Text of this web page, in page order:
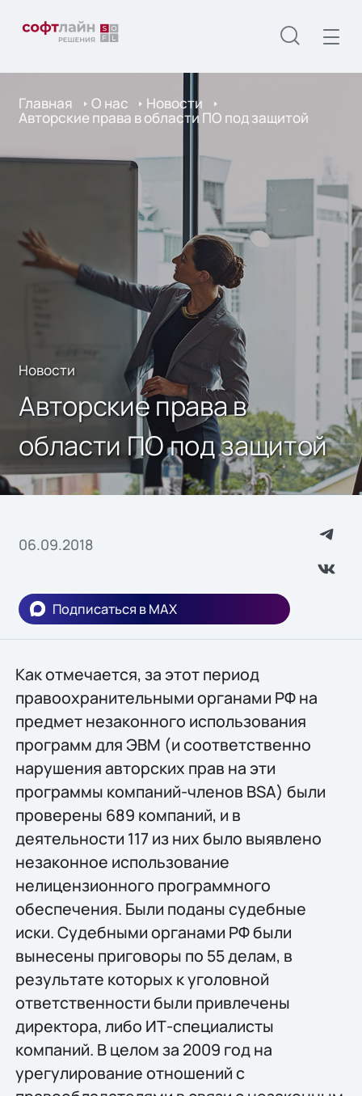
Главная О нас Новости
Авторские права в области ПО под защитой
Новости
Авторские права в
области ПО под защитой
06.09.2018
Подписаться в MAX
Как отмечается, за этот период
правоохранительными органами РФ на
предмет незаконного использования
программ для ЭВМ (и соответственно
нарушения авторских прав на эти
программы компаний-членов BSA) были
проверены 689 компаний, и в
деятельности 117 из них было выявлено
незаконное использование
нелицензионного программного
обеспечения. Были поданы судебные
иски. Судебными органами РФ были
вынесены приговоры по 55 делам, в
результате которых к уголовной
ответственности были привлечены
директора, либо ИТ-специалисты
компаний. В целом за 2009 год на
урегулирование отношений с